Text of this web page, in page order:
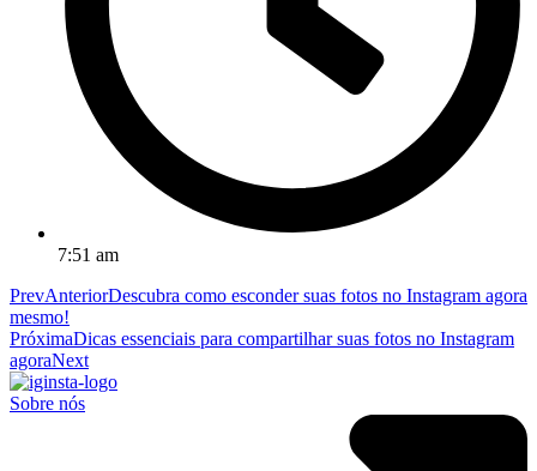
7:51 am
PrevAnteriorDescubra como esconder suas fotos no Instagram agora
mesmo!
PróximaDicas essenciais para compartilhar suas fotos no Instagram
agoraNext
Sobre nós